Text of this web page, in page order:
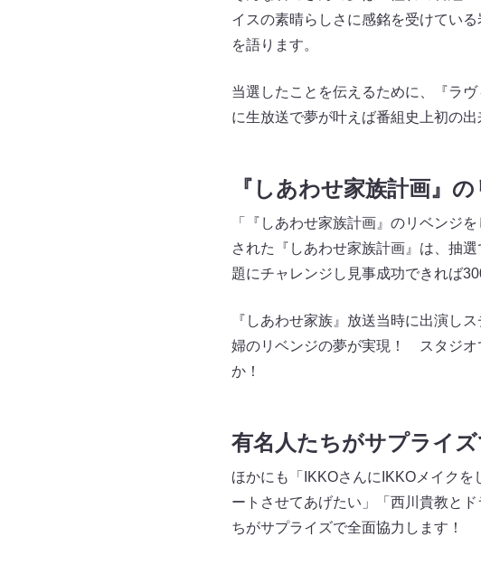
イスの素晴らしさに感銘を受けてい
を語ります。
当選したことを伝えるために、『ラ
に生放送で夢が叶えば番組史上初の
『しあわせ家族計画』
「『しあわせ家族計画』のリベンジ
された『しあわせ家族計画』は、抽
題にチャレンジし見事成功できれば
『しあわせ家族』放送当時に出演し
婦のリベンジの夢が実現！ スタジオ
か！
有名人たちがサプライズ
ほかにも「IKKOさんにIKKOメイク
ートさせてあげたい」「西川貴教と
ちがサプライズで全面協力します！